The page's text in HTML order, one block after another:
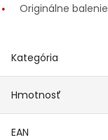
Originálne balenie
Kategória
Hmotnosť
EAN